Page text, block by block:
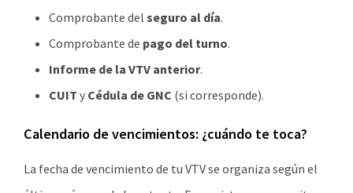
Comprobante del seguro al día.
Comprobante de pago del turno.
Informe de la VTV anterior.
CUIT y Cédula de GNC (si corresponde).
Calendario de vencimientos: ¿cuándo te toca?
La fecha de vencimiento de tu VTV se organiza según el